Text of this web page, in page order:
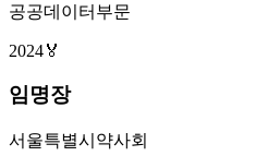
공공데이터부문
2024🏅
임명장
서울특별시약사회